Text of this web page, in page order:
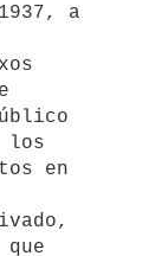
a
los
en